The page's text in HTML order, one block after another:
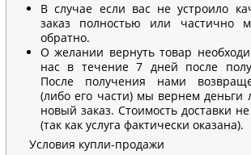
В случае если вас не устроило
заказ полностью или частично
обратно.
О желании вернуть товар
нас в течение 7 дней после
После получения нами
(либо его части) мы вернем деньги
новый заказ. Стоимость доставки
(так как услуга фактически оказана).
Условия купли-продажи